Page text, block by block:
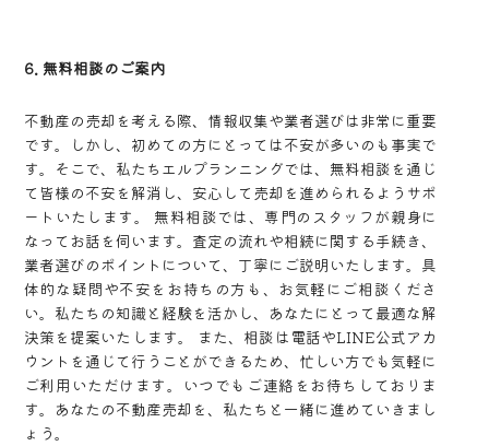
6. 無料相談のご案内
不動産の売却を考える際、情報収集や業者選びは非常に重要
です。しかし、初めての方にとっては不安が多いのも事実で
す。そこで、私たちエルプランニングでは、無料相談を通じ
て皆様の不安を解消し、安心して売却を進められるようサポ
ートいたします。 無料相談では、専門のスタッフが親身に
なってお話を伺います。査定の流れや相続に関する手続き、
業者選びのポイントについて、丁寧にご説明いたします。具
体的な疑問や不安をお持ちの方も、お気軽にご相談くださ
い。私たちの知識と経験を活かし、あなたにとって最適な解
決策を提案いたします。 また、相談は電話やLINE公式アカ
ウントを通じて行うことができるため、忙しい方でも気軽に
ご利用いただけます。いつでもご連絡をお待ちしておりま
す。あなたの不動産売却を、私たちと一緒に進めていきまし
ょう。